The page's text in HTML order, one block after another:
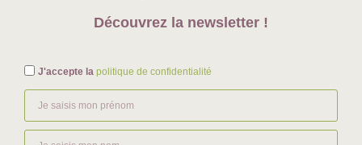
Découvrez la newsletter !
J'accepte la politique de confidentialité